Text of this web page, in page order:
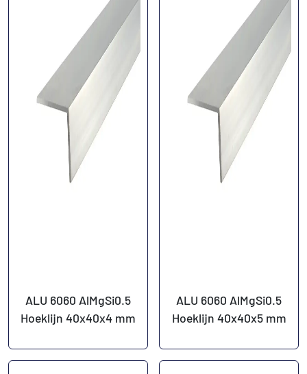
ALU 6060 AlMgSi0.5
Hoeklijn 40x40x4 mm
ALU 6060 AlMgSi0.5
Hoeklijn 40x40x5 mm